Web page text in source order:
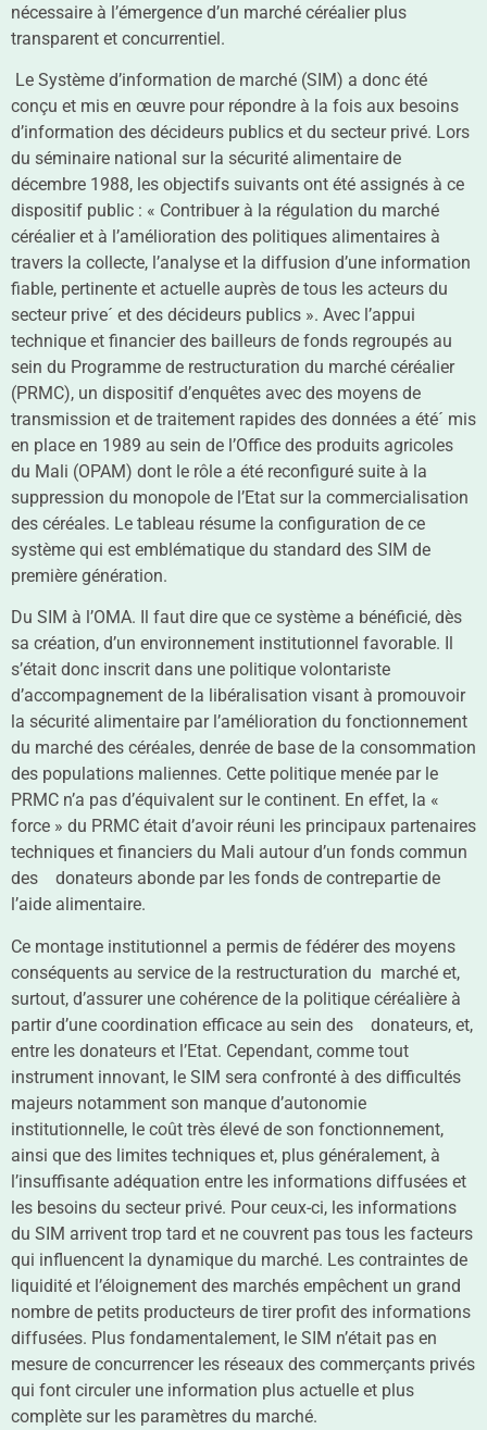
nécessaire à l’émergence d’un marché céréalier plus
transparent et concurrentiel.
Le Système d’information de marché (SIM) a donc été
conçu et mis en œuvre pour répondre à la fois aux besoins
d’information des décideurs publics et du secteur privé. Lors
du séminaire national sur la sécurité alimentaire de
décembre 1988, les objectifs suivants ont été assignés à ce
dispositif public : « Contribuer à la régulation du marché
céréalier et à l’amélioration des politiques alimentaires à
travers la collecte, l’analyse et la diffusion d’une information
fiable, pertinente et actuelle auprès de tous les acteurs du
secteur prive´ et des décideurs publics ». Avec l’appui
technique et financier des bailleurs de fonds regroupés au
sein du Programme de restructuration du marché céréalier
(PRMC), un dispositif d’enquêtes avec des moyens de
transmission et de traitement rapides des données a été´ mis
en place en 1989 au sein de l’Office des produits agricoles
du Mali (OPAM) dont le rôle a été reconfiguré suite à la
suppression du monopole de l’Etat sur la commercialisation
des céréales. Le tableau résume la configuration de ce
système qui est emblématique du standard des SIM de
première génération.
Du SIM à l’OMA. Il faut dire que ce système a bénéficié, dès
sa création, d’un environnement institutionnel favorable. Il
s’était donc inscrit dans une politique volontariste
d’accompagnement de la libéralisation visant à promouvoir
la sécurité alimentaire par l’amélioration du fonctionnement
du marché des céréales, denrée de base de la consommation
des populations maliennes. Cette politique menée par le
PRMC n’a pas d’équivalent sur le continent. En effet, la «
force » du PRMC était d’avoir réuni les principaux partenaires
techniques et financiers du Mali autour d’un fonds commun
des donateurs abonde par les fonds de contrepartie de
l’aide alimentaire.
Ce montage institutionnel a permis de fédérer des moyens
conséquents au service de la restructuration du marché et,
surtout, d’assurer une cohérence de la politique céréalière à
partir d’une coordination efficace au sein des donateurs, et,
entre les donateurs et l’Etat. Cependant, comme tout
instrument innovant, le SIM sera confronté à des difficultés
majeurs notamment son manque d’autonomie
institutionnelle, le coût très élevé de son fonctionnement,
ainsi que des limites techniques et, plus généralement, à
l’insuffisante adéquation entre les informations diffusées et
les besoins du secteur privé. Pour ceux-ci, les informations
du SIM arrivent trop tard et ne couvrent pas tous les facteurs
qui influencent la dynamique du marché. Les contraintes de
liquidité et l’éloignement des marchés empêchent un grand
nombre de petits producteurs de tirer profit des informations
diffusées. Plus fondamentalement, le SIM n’était pas en
mesure de concurrencer les réseaux des commerçants privés
qui font circuler une information plus actuelle et plus
complète sur les paramètres du marché.